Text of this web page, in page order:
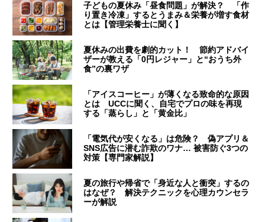
子どもの夏休み「昼食問題」が解決？ 「作
り置き冷凍」するとうまみ＆栄養が増す食材
とは【管理栄養士に聞く】
夏休みの出費を劇的カット！ 節約アドバイ
ザーが教える「0円レジャー」と“おうち外
食”の裏ワザ
「アイスコーヒー」が薄くなる致命的な原因
とは UCCに聞く、自宅でプロの味を再現
する「蒸らし」と「黄金比」
「電気代が安くなる」は危険？ 偽アプリ＆
SNS広告に潜む詐欺のワナ… 被害防ぐ3つの
対策【専門家解説】
夏の旅行や帰省で「身近な人と衝突」するの
はなぜ？ 解決テクニックを心理カウンセラ
ーが解説